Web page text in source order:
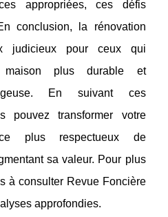
appropriées, ces défis
conclusion, la rénovation
judicieux pour ceux qui
maison plus durable et
En suivant ces
pouvez transformer votre
plus respectueux de
sa valeur. Pour plus
à consulter Revue Foncière
approfondies.